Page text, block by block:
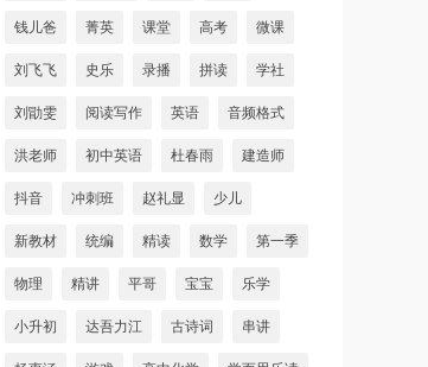
钱儿爸 菁英 课堂 高考 微课
刘飞飞 史乐 录播 拼读 学社
刘勖雯 阅读写作 英语 音频格式
洪老师 初中英语 杜春雨 建造师
抖音 冲刺班 赵礼显 少儿
新教材 统编 精读 数学 第一季
物理 精讲 平哥 宝宝 乐学
小升初 达吾力江 古诗词 串讲